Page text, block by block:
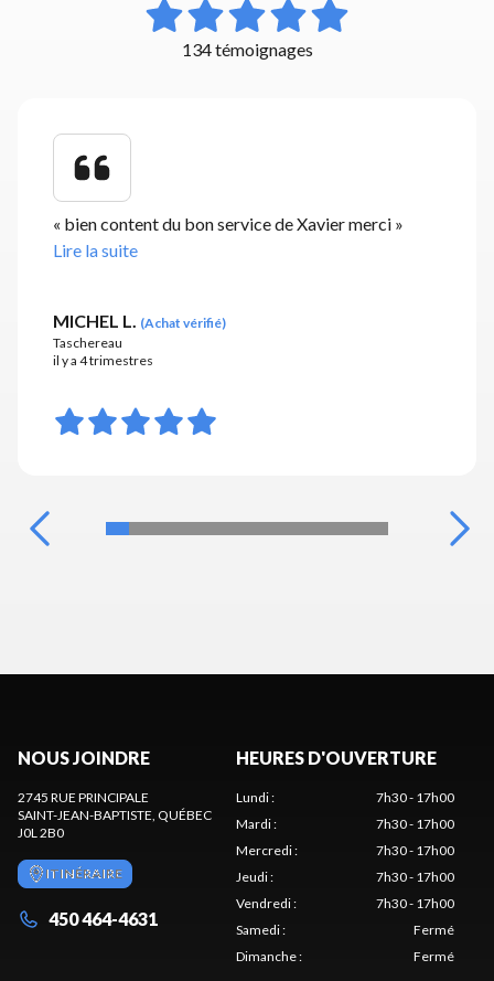
134 témoignages
« bien content du bon service de Xavier merci »
Lire la suite
MICHEL L. (Achat vérifié)
Taschereau
il y a 4 trimestres
NOUS JOINDRE
2745 RUE PRINCIPALE
SAINT-JEAN-BAPTISTE , QUÉBEC
J0L 2B0
ITINÉRAIRE
450 464-4631
HEURES D'OUVERTURE
Lundi:
7h30 - 17h00
Mardi:
7h30 - 17h00
Mercredi:
7h30 - 17h00
Jeudi:
7h30 - 17h00
Vendredi:
7h30 - 17h00
Samedi:
Fermé
Dimanche: Fermé